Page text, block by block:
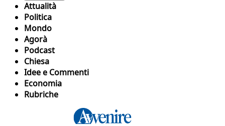
Attualità
Politica
Mondo
Agorà
Podcast
Chiesa
Idee e Commenti
Economia
Rubriche